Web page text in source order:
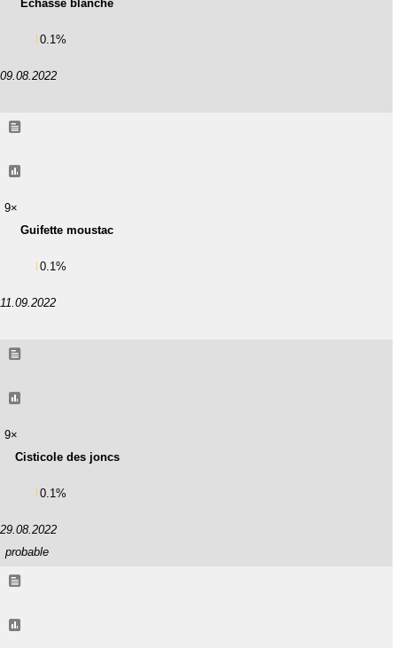
Échasse blanche
0.1%
09.08.2022
9×
Guifette moustac
0.1%
11.09.2022
9×
Cisticole des joncs
0.1%
29.08.2022
probable